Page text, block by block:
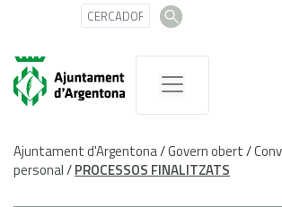
Ajuntament d'Argentona/Govern obert/
personal/PROCESSOS FINALITZATS